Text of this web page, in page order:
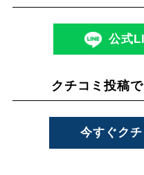
い。会員情報の登録に
ーマ数字などはご使用
登録された場合は当社
1. パスワードは会員本
第三者に譲渡・貸与で
2. パスワードは、他人
的に変更する等、会員
ださい。
公式
クチコミ投稿
今すぐク